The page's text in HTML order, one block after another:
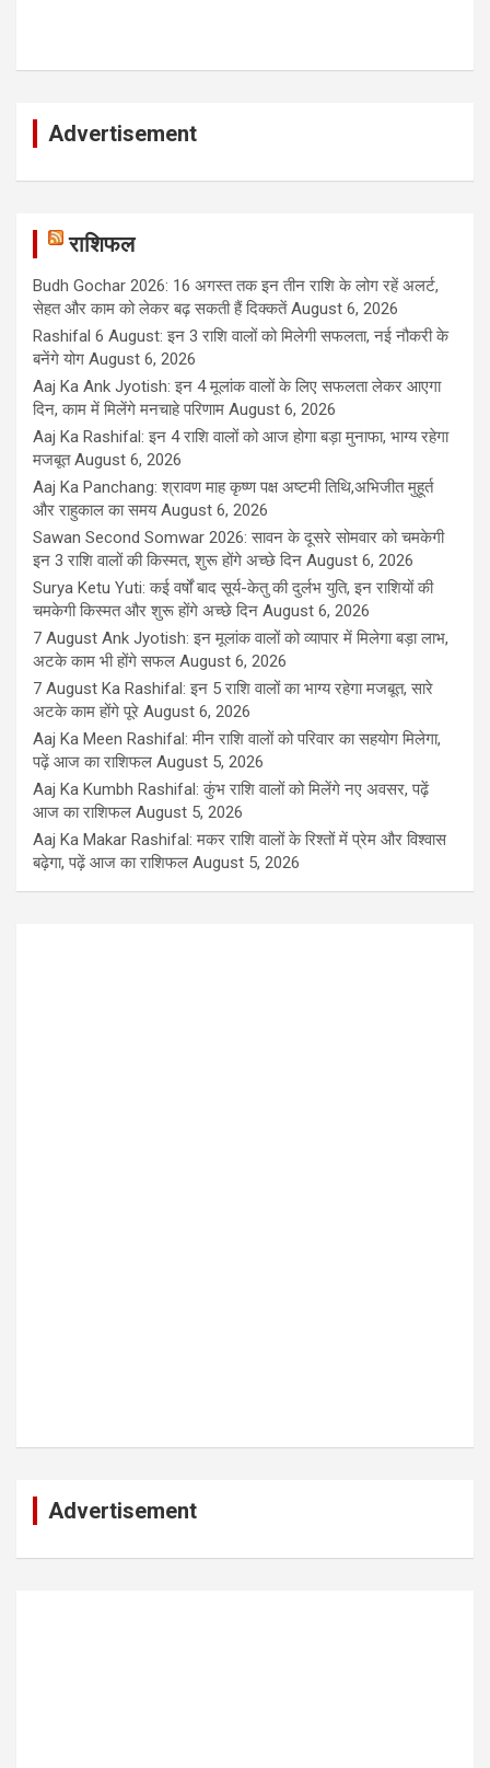
Advertisement
राशिफल
Budh Gochar 2026: 16 अगस्त तक इन तीन राशि के लोग रहें अलर्ट,
सेहत और काम को लेकर बढ़ सकती हैं दिक्कतें August 6, 2026
Rashifal 6 August: इन 3 राशि वालों को मिलेगी सफलता, नई नौकरी के
बनेंगे योग August 6, 2026
Aaj Ka Ank Jyotish: इन 4 मूलांक वालों के लिए सफलता लेकर आएगा
दिन, काम में मिलेंगे मनचाहे परिणाम August 6, 2026
Aaj Ka Rashifal: इन 4 राशि वालों को आज होगा बड़ा मुनाफा, भाग्य रहेगा
मजबूत August 6, 2026
Aaj Ka Panchang: श्रावण माह कृष्ण पक्ष अष्टमी तिथि,अभिजीत मुहूर्त
और राहुकाल का समय August 6, 2026
Sawan Second Somwar 2026: सावन के दूसरे सोमवार को चमकेगी
इन 3 राशि वालों की किस्मत, शुरू होंगे अच्छे दिन August 6, 2026
Surya Ketu Yuti: कई वर्षों बाद सूर्य-केतु की दुर्लभ युति, इन राशियों की
चमकेगी किस्मत और शुरू होंगे अच्छे दिन August 6, 2026
7 August Ank Jyotish: इन मूलांक वालों को व्यापार में मिलेगा बड़ा लाभ,
अटके काम भी होंगे सफल August 6, 2026
7 August Ka Rashifal: इन 5 राशि वालों का भाग्य रहेगा मजबूत, सारे
अटके काम होंगे पूरे August 6, 2026
Aaj Ka Meen Rashifal: मीन राशि वालों को परिवार का सहयोग मिलेगा,
पढ़ें आज का राशिफल August 5, 2026
Aaj Ka Kumbh Rashifal: कुंभ राशि वालों को मिलेंगे नए अवसर, पढ़ें
आज का राशिफल August 5, 2026
Aaj Ka Makar Rashifal: मकर राशि वालों के रिश्तों में प्रेम और विश्वास
बढ़ेगा, पढ़ें आज का राशिफल August 5, 2026
Advertisement